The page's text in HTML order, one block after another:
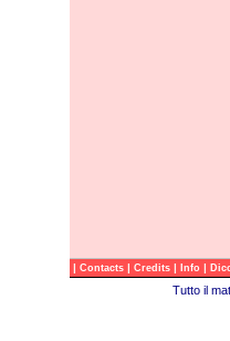
| Contacts | Credits | Info |
Tutto il